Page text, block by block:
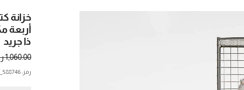
خزانة
أربعة
ذا جريد
1,060.00 ر.س.
رمز:
588746_CNB